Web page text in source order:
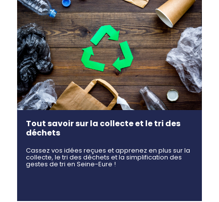
Tout savoir sur la collecte et le tri des
déchets
Cassez vos idées reçues et apprenez en plus sur la
collecte, le tri des déchets et la simplification des
gestes de tri en Seine-Eure !